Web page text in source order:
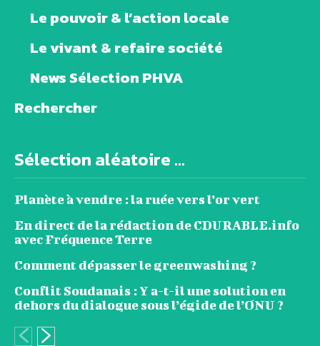
Le pouvoir & l’action locale
Le vivant & refaire société
News Sélection PHVA
Rechercher
Sélection aléatoire ...
Planète à vendre : la ruée vers l’or vert
En direct de la rédaction de CDURABLE.info
avec Fréquence Terre
Comment dépasser le greenwashing ?
Conflit Soudanais : Y a-t-il une solution en
dehors du dialogue sous l’égide de l’ONU ?